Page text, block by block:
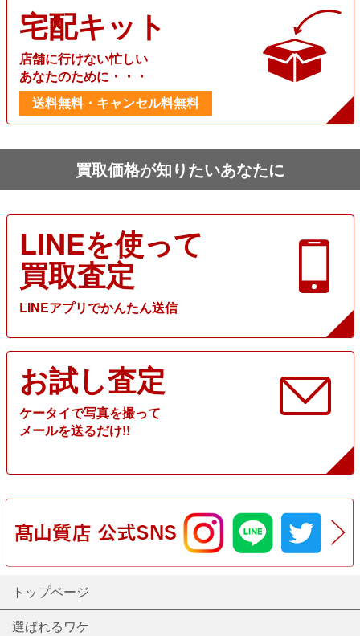
宅配キット
店舗に行けない忙しい
あなたのために・・・
送料無料・キャンセル料無料
買取価格が知りたいあなたに
LINEを使って
買取査定
LINEアプリでかんたん送信
お試し査定
ケータイで写真を撮って
メールを送るだけ!!
トップページ
選ばれるワケ